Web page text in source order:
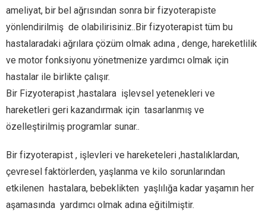
ameliyat, bir bel ağrısından sonra bir fizyoterapiste
yönlendirilmiş de olabilirisiniz..Bir fizyoterapist tüm bu
hastalaradaki ağrılara çözüm olmak adına , denge, hareketlilik
ve motor fonksiyonu yönetmenize yardımcı olmak için
hastalar ile birlikte çalışır.
Bir Fizyoterapist ,hastalara işlevsel yetenekleri ve
hareketleri geri kazandırmak için tasarlanmış ve
özelleştirilmiş programlar sunar..
Bir fizyoterapist , işlevleri ve hareketeleri ,hastalıklardan,
çevresel faktörlerden, yaşlanma ve kilo sorunlarından
etkilenen hastalara, bebeklikten yaşlılığa kadar yaşamın her
aşamasında yardımcı olmak adına eğitilmiştir.